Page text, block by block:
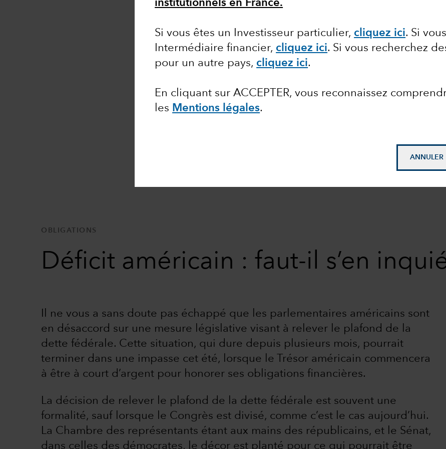
institutionnels en France.
Si vous êtes un Investisseur particulier, cliquez ici. Si
Intermédiaire financier, cliquez ici. Si vous recherchez
pour un autre pays, cliquez ici.
En cliquant sur ACCEPTER, vous reconnaissez
les Mentions légales.
ANNULER
OBLIGATIONS
Déficit américain : faut-il s’en
Il ne vous a sans doute pas échappé que les parlementaires américains sont
en désaccord sur une mesure législative visant à relever le plafond de la
dette fédérale. Cette situation, qui dure depuis plusieurs mois, pourrait
terminer dans une impasse cet été, lorsque le Trésor américain commencera
à être à court d’argent pour honorer ses obligations financières.
La décision de relever le plafond de la dette fédérale est souvent une
formalité, sauf lorsque le Congrès est divisé, comme c’est le cas aujourd’hui.
La Chambre des représentants étant aux mains des républicains, et le Sénat,
dans celles des démocrates, le décor est planté pour ce qui pourrait être